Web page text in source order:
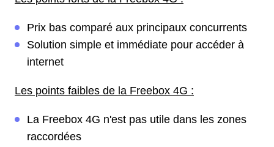
Prix bas comparé aux principaux concurrents
Solution simple et immédiate pour accéder à
internet
Les points faibles de la Freebox 4G :
La Freebox 4G n'est pas utile dans les zones
raccordées